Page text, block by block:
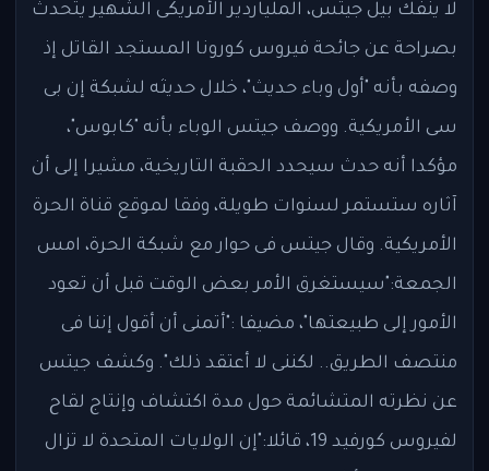
لا ينفك بيل جيتس، الملياردير الأمريكى الشهير يتحدث
بصراحة عن جائحة فيروس كورونا المستجد القاتل إذ
وصفه بأنه "أول وباء حديث"، خلال حديثه لشبكة إن بى
سى الأمريكية. ووصف جيتس الوباء بأنه "كابوس"،
مؤكدا أنه حدث سيحدد الحقبة التاريخية، مشيرا إلى أن
آثاره ستستمر لسنوات طويلة، وفقا لموقع قناة الحرة
الأمريكية. وقال جيتس فى حوار مع شبكة الحرة، امس
الجمعة:"سيستغرق الأمر بعض الوقت قبل أن تعود
الأمور إلى طبيعتها"، مضيفا :"أتمنى أن أقول إننا فى
منتصف الطريق.. لكننى لا أعتقد ذلك". وكشف جيتس
عن نظرته المتشائمة حول مدة اكتشاف وإنتاج لقاح
لفيروس كورفيد 19، قائلا:"إن الولايات المتحدة لا تزال